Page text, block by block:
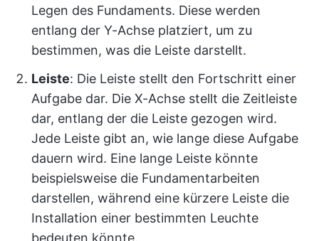
Legen des Fundaments. Diese werden
entlang der Y-Achse platziert, um zu
bestimmen, was die Leiste darstellt.
Leiste: Die Leiste stellt den Fortschritt einer
Aufgabe dar. Die X-Achse stellt die Zeitleiste
dar, entlang der die Leiste gezogen wird.
Jede Leiste gibt an, wie lange diese Aufgabe
dauern wird. Eine lange Leiste könnte
beispielsweise die Fundamentarbeiten
darstellen, während eine kürzere Leiste die
Installation einer bestimmten Leuchte
bedeuten könnte.